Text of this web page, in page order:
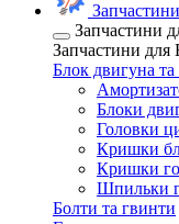
Запчастини
Запчастини для
Блок двигуна та
Блоки
Головки
Кришки
Кришки
Шпильки
Болти та гвинти